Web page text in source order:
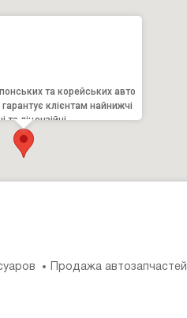
та корейських авто
клієнтам найнижчі
та ліцензійні
авто...
Продажа автозапчастей